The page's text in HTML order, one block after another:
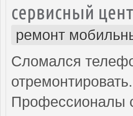
сервисный
ремонт
Сломался
Профессионалы